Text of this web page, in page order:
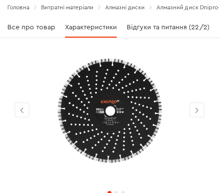
Головна Витратні матеріали Алмазні диски Алмазний диск
Все про товар Характеристики Відгуки та питання (22/2)